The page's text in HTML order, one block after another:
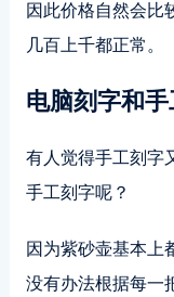
因此价格自然会比
几百上千都正常。
电脑刻字和
有人觉得手工刻字
手工刻字呢？
因为紫砂壶基本上
没有办法根据每一